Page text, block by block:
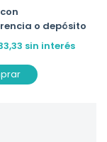
con
o depósito
sin interés